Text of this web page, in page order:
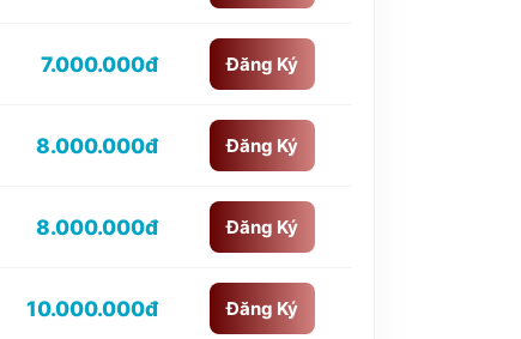
7.000.000đ Đăng Ký
8.000.000đ Đăng Ký
8.000.000đ Đăng Ký
10.000.000đ Đăng Ký